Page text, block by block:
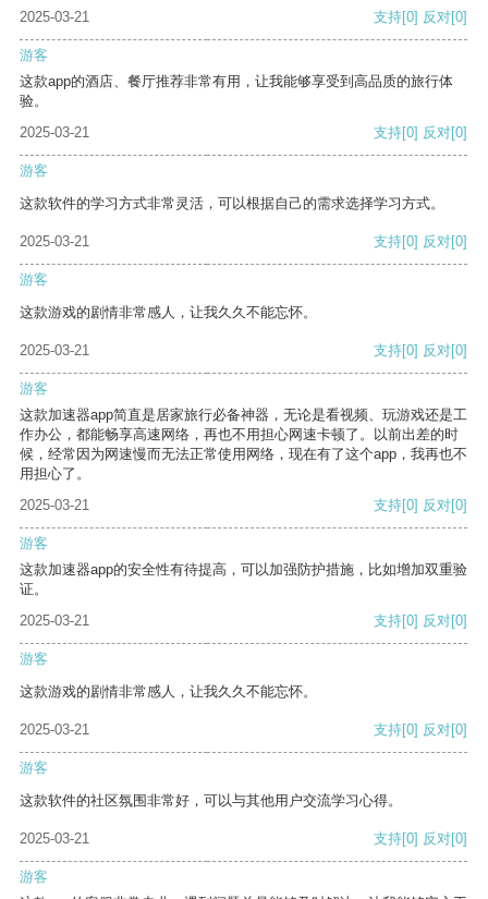
2025-03-21 支持[0] 反对[0]
游客
这款app的酒店、餐厅推荐非常有用，让我能够享受到高品质的旅行体
验。
2025-03-21
支持[0] 反对[0]
游客
这款软件的学习方式非常灵活，可以根据自己的需求选择学习方式。
2025-03-21 支持[0] 反对[0]
游客
这款游戏的剧情非常感人，让我久久不能忘怀。
2025-03-21 支持[0] 反对[0]
游客
这款加速器app简直是居家旅行必备神器，无论是看视频、玩游戏还是工
作办公，都能畅享高速网络，再也不用担心网速卡顿了。以前出差的时
候，经常因为网速慢而无法正常使用网络，现在有了这个app，我再也不
用担心了。
2025-03-21
支持[0] 反对[0]
游客
这款加速器app的安全性有待提高，可以加强防护措施，比如增加双重验
证。
2025-03-21
支持[0] 反对[0]
游客
这款游戏的剧情非常感人，让我久久不能忘怀。
2025-03-21 支持[0] 反对[0]
游客
这款软件的社区氛围非常好，可以与其他用户交流学习心得。
2025-03-21 支持[0] 反对[0]
游客